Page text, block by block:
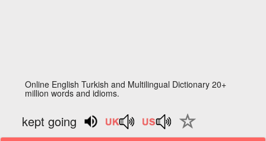
Online English Turkish and Multilingual Dictionary 20+
million words and idioms.
kept going